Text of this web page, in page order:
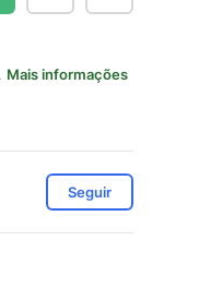
Mais informações
Seguir